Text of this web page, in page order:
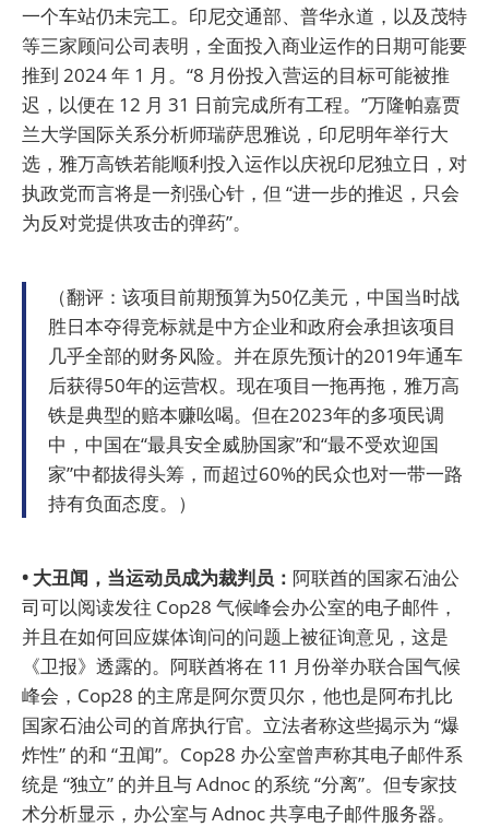
一个车站仍未完工。印尼交通部、普华永道，以及茂特
等三家顾问公司表明，全面投入商业运作的日期可能要
推到 2024 年 1 月。“8 月份投入营运的目标可能被推
迟，以便在 12 月 31 日前完成所有工程。”万隆帕嘉贾
兰大学国际关系分析师瑞萨思雅说，印尼明年举行大
选，雅万高铁若能顺利投入运作以庆祝印尼独立日，对
执政党而言将是一剂强心针，但 “进一步的推迟，只会
为反对党提供攻击的弹药”。
（翻评：该项目前期预算为50亿美元，中国当时战
胜日本夺得竞标就是中方企业和政府会承担该项目
几乎全部的财务风险。并在原先预计的2019年通车
后获得50年的运营权。现在项目一拖再拖，雅万高
铁是典型的赔本赚吆喝。但在2023年的多项民调
中，中国在“最具安全威胁国家”和“最不受欢迎国
家”中都拔得头筹，而超过60%的民众也对一带一路
持有负面态度。）
• 大丑闻，当运动员成为裁判员： 阿联酋的国家石油公
司可以阅读发往 Cop28 气候峰会办公室的电子邮件，
并且在如何回应媒体询问的问题上被征询意见，这是
《卫报》透露的。阿联酋将在 11 月份举办联合国气候
峰会，Cop28 的主席是阿尔贾贝尔，他也是阿布扎比
国家石油公司的首席执行官。立法者称这些揭示为 “爆
炸性” 的和 “丑闻”。Cop28 办公室曾声称其电子邮件系
统是 “独立” 的并且与 Adnoc 的系统 “分离”。但专家技
术分析显示，办公室与 Adnoc 共享电子邮件服务器。